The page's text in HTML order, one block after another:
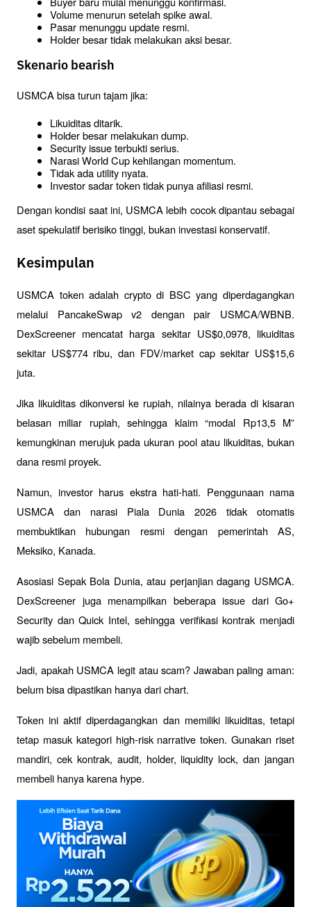
Volume menurun setelah spike awal.
Pasar menunggu update resmi.
Holder besar tidak melakukan aksi besar.
Skenario bearish
USMCA bisa turun tajam jika:
Likuiditas ditarik.
Holder besar melakukan dump.
Security issue terbukti serius.
Narasi World Cup kehilangan momentum.
Tidak ada utility nyata.
Investor sadar token tidak punya afiliasi resmi.
Dengan kondisi saat ini, USMCA lebih cocok dipantau sebagai
aset spekulatif berisiko tinggi, bukan investasi konservatif.
Kesimpulan
USMCA token adalah crypto di BSC yang diperdagangkan
melalui PancakeSwap v2 dengan pair USMCA/WBNB.
DexScreener mencatat harga sekitar US$0,0978, likuiditas
sekitar US$774 ribu, dan FDV/market cap sekitar US$15,6
juta.
Jika likuiditas dikonversi ke rupiah, nilainya berada di kisaran
belasan miliar rupiah, sehingga klaim “modal Rp13,5 M”
kemungkinan merujuk pada ukuran pool atau likuiditas, bukan
dana resmi proyek.
Namun, investor harus ekstra hati-hati. Penggunaan nama
USMCA dan narasi Piala Dunia 2026 tidak otomatis
membuktikan hubungan resmi dengan pemerintah AS,
Meksiko, Kanada.
Asosiasi Sepak Bola Dunia, atau perjanjian dagang USMCA.
DexScreener juga menampilkan beberapa issue dari Go+
Security dan Quick Intel, sehingga verifikasi kontrak menjadi
wajib sebelum membeli.
Jadi, apakah USMCA legit atau scam? Jawaban paling aman:
belum bisa dipastikan hanya dari chart.
Token ini aktif diperdagangkan dan memiliki likuiditas, tetapi
tetap masuk kategori high-risk narrative token. Gunakan riset
mandiri, cek kontrak, audit, holder, liquidity lock, dan jangan
membeli hanya karena hype.